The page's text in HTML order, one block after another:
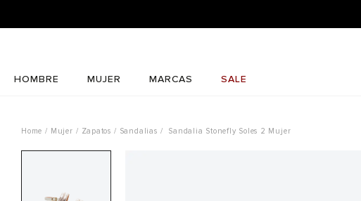
HOMBRE MUJER MARCAS SALE
Mujer Zapatos Sandalias Sandalia Stonefly Soles 2 Mujer